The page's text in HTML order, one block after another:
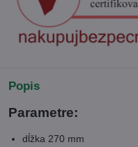
Popis
Parametre:
dĺžka 270 mm